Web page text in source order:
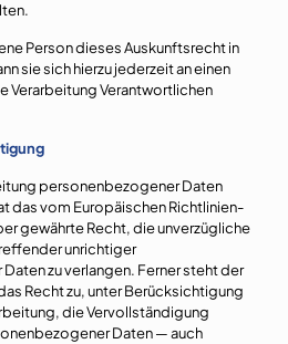
Person dieses Auskunftsrecht in
sie sich hierzu jederzeit an einen
Verarbeitung Verantwortlichen
personenbezogener Daten
das vom Europäischen Richtlinien-
gewährte Recht, die unverzügliche
unrichtiger
zu verlangen. Ferner steht der
Recht zu, unter Berücksichtigung
die Vervollständigung
Daten — auch